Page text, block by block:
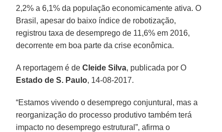
2,2% a 6,1% da população economicamente ativa. O
Brasil, apesar do baixo índice de robotização,
registrou taxa de desemprego de 11,6% em 2016,
decorrente em boa parte da crise econômica.
A reportagem é deCleide Silva, publicada por O
Estado de S. Paulo, 14-08-2017.
“Estamos vivendo o desemprego conjuntural, mas a
reorganização do processo produtivo também terá
impacto no desemprego estrutural”, afirma o